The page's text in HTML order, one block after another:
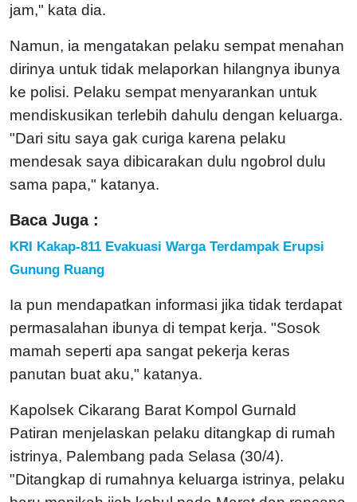
jam," kata dia.
Namun, ia mengatakan pelaku sempat menahan
dirinya untuk tidak melaporkan hilangnya ibunya
ke polisi. Pelaku sempat menyarankan untuk
mendiskusikan terlebih dahulu dengan keluarga.
"Dari situ saya gak curiga karena pelaku
mendesak saya dibicarakan dulu ngobrol dulu
sama papa," katanya.
Baca Juga :
KRI Kakap-811 Evakuasi Warga Terdampak Erupsi
Gunung Ruang
Ia pun mendapatkan informasi jika tidak terdapat
permasalahan ibunya di tempat kerja. "Sosok
mamah seperti apa sangat pekerja keras
panutan buat aku," katanya.
Kapolsek Cikarang Barat Kompol Gurnald
Patiran menjelaskan pelaku ditangkap di rumah
istrinya, Palembang pada Selasa (30/4).
"Ditangkap di rumahnya keluarga istrinya, pelaku